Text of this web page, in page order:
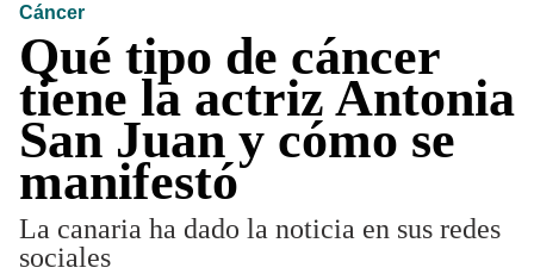
Cáncer
Qué tipo de cáncer
tiene la actriz Antonia
San Juan y cómo se
manifestó
La canaria ha dado la noticia en sus redes
sociales